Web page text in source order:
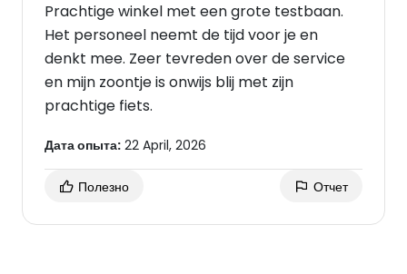
Prachtige winkel met een grote testbaan.
Het personeel neemt de tijd voor je en
denkt mee. Zeer tevreden over de service
en mijn zoontje is onwijs blij met zijn
prachtige fiets.
Дата опыта: 22 April, 2026
Полезно Отчет